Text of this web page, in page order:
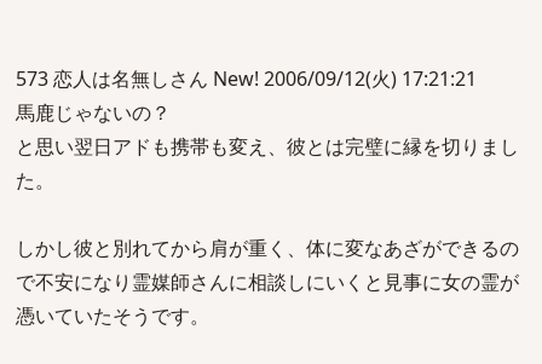
573 恋人は名無しさん New! 2006/09/12(火) 17:21:21
馬鹿じゃないの？
と思い翌日アドも携帯も変え、彼とは完璧に縁を切りまし
た。
しかし彼と別れてから肩が重く、体に変なあざができるの
で不安になり霊媒師さんに相談しにいくと見事に女の霊が
憑いていたそうです。